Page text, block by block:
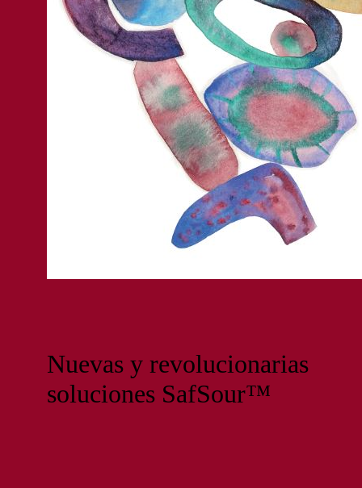
Nuevas y revolucionarias
soluciones SafSour™